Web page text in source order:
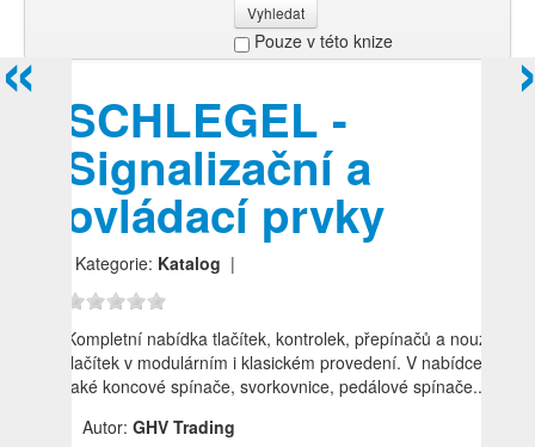
Vyhledat
Pouze v této knize
Přehled podle firmy
Přehled podle obsahu
SCHLEGEL -
Signalizační a
ovládací prvky
| Kategorie: Katalog |
Kompletní nabídka tlačítek, kontrolek, přepínačů a nouzových
tlačítek v modulárním i klasickém provedení. V nabídce jsou
také koncové spínače, svorkovnice, pedálové spínače...
Autor: GHV Trading
«